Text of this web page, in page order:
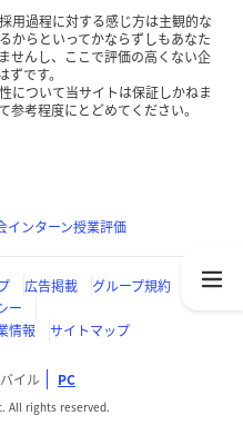
用過程に対する感じ方は主観的な
からといってかならずしもあなた
せんし、ここで評価の高くない企
です。
について当サイトは保証しかねま
考程度にとどめてください。
インターン授業評価
広告掲載
グループ規約
ー
情報 サイトマップ
イル PC
All rights reserved.